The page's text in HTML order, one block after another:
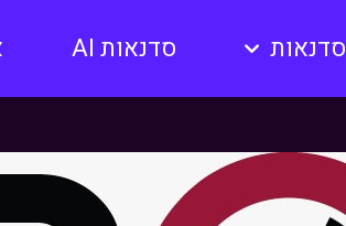
סדנאות סדנאות AI